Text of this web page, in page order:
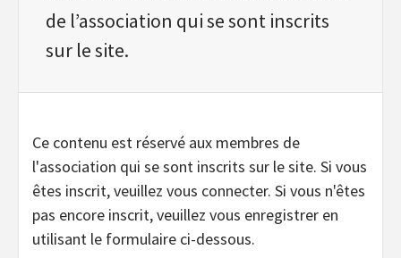
de l’association qui se sont inscrits
sur le site.
Ce contenu est réservé aux membres de
l'association qui se sont inscrits sur le site. Si vous
êtes inscrit, veuillez vous connecter. Si vous n'êtes
pas encore inscrit, veuillez vous enregistrer en
utilisant le formulaire ci-dessous.